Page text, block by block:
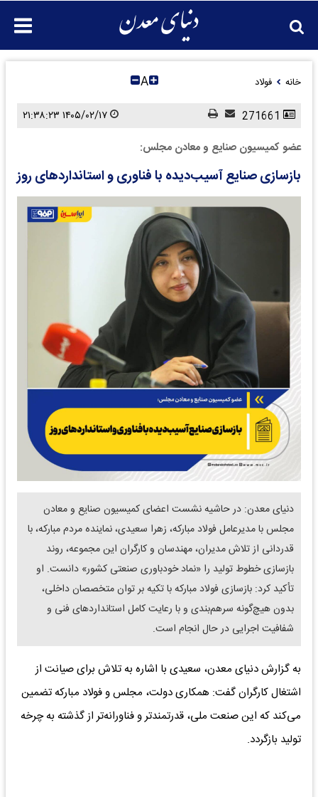
خانه فولاد A
عضو کمیسیون صنایع و معادن مجلس:
بازسازی صنایع آسیب‌دیده با فناوری و استانداردهای روز
دنیای معدن: در حاشیه نشست اعضای کمیسیون صنایع و معادن
مجلس با مدیرعامل فولاد مبارکه، زهرا سعیدی، نماینده مردم مبارکه، با
قدردانی از تلاش مدیران، مهندسان و کارگران این مجموعه، روند
بازسازی خطوط تولید را «نماد خودباوری صنعتی کشور» دانست. او
تأکید کرد: بازسازی فولاد مبارکه با تکیه بر توان متخصصان داخلی،
بدون هیچ‌گونه سرهم‌بندی و با رعایت کامل استانداردهای فنی و
شفافیت اجرایی در حال انجام است.
به گزارش دنیای معدن، سعیدی با اشاره به تلاش برای صیانت از
اشتغال کارگران گفت: همکاری دولت، مجلس و فولاد مبارکه تضمین
می‌کند که این صنعت ملی، قدرتمندتر و فناورانه‌تر از گذشته به چرخه
تولید بازگردد.